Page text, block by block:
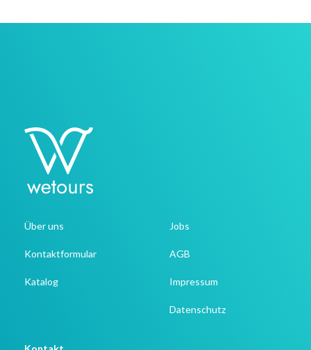
Über uns
Kontaktformular
Katalog
Jobs
AGB
Impressum
Datenschutz